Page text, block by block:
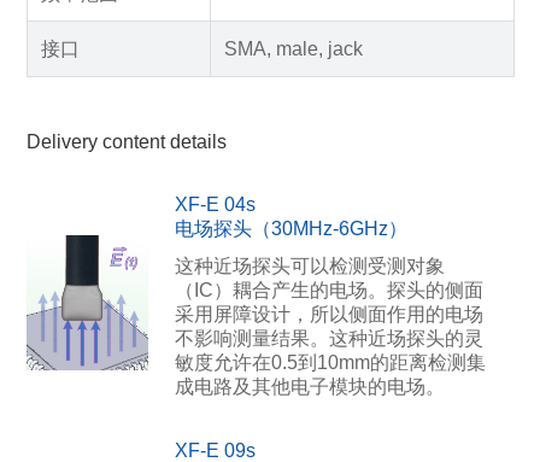
接口 SMA, male, jack
Delivery content details
XF-E 04s
电场探头（30MHz-6GHz）
这种近场探头可以检测受测对象
（IC）耦合产生的电场。探头的侧面
采用屏障设计，所以侧面作用的电场
不影响测量结果。这种近场探头的灵
敏度允许在0.5到10mm的距离检测集
成电路及其他电子模块的电场。
XF-E 09s